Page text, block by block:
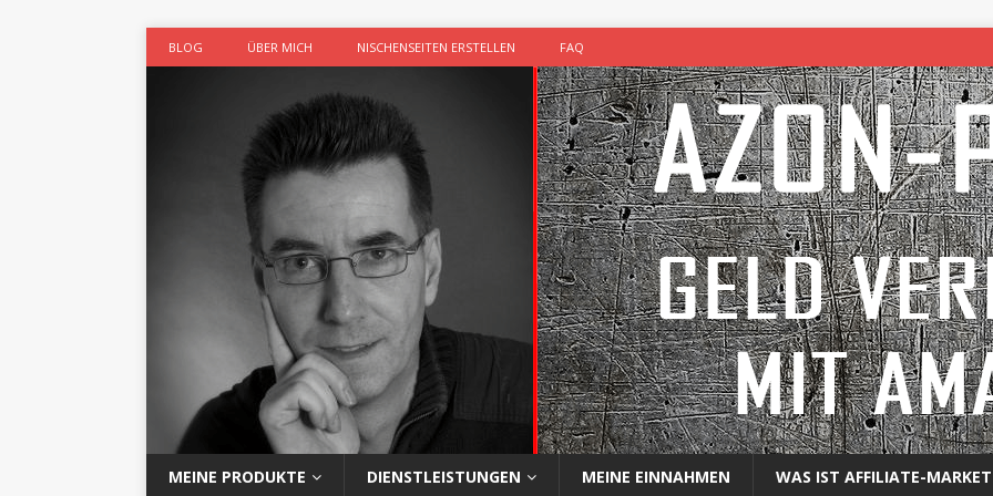
BLOG ÜBER MICH NISCHENSEITEN ERSTELLEN FAQ
MEINE PRODUKTE DIENSTLEISTUNGEN MEINE EINNAHMEN WAS IST AFFILIATE-